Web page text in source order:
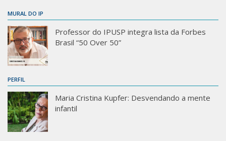
MURAL DO IP
Professor do IPUSP integra lista da Forbes
Brasil “50 Over 50”
PERFIL
Maria Cristina Kupfer: Desvendando a mente
infantil